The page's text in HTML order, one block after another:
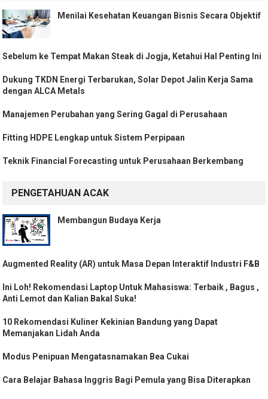
Menilai Kesehatan Keuangan Bisnis Secara Objektif
Sebelum ke Tempat Makan Steak di Jogja, Ketahui Hal Penting Ini
Dukung TKDN Energi Terbarukan, Solar Depot Jalin Kerja Sama
dengan ALCA Metals
Manajemen Perubahan yang Sering Gagal di Perusahaan
Fitting HDPE Lengkap untuk Sistem Perpipaan
Teknik Financial Forecasting untuk Perusahaan Berkembang
PENGETAHUAN ACAK
Membangun Budaya Kerja
Augmented Reality (AR) untuk Masa Depan Interaktif Industri F&B
Ini Loh! Rekomendasi Laptop Untuk Mahasiswa: Terbaik , Bagus ,
Anti Lemot dan Kalian Bakal Suka!
10 Rekomendasi Kuliner Kekinian Bandung yang Dapat
Memanjakan Lidah Anda
Modus Penipuan Mengatasnamakan Bea Cukai
Cara Belajar Bahasa Inggris Bagi Pemula yang Bisa Diterapkan